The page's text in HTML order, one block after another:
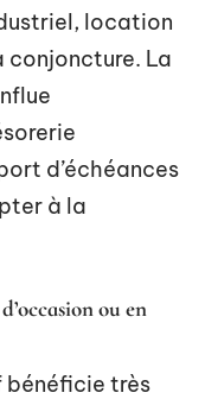
location
conjoncture. La
d’échéances
à la
ou en
bénéficie très